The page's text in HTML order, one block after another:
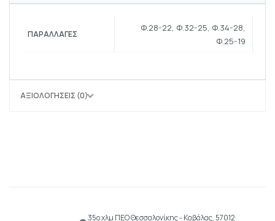
ΠΑΡΑΛΛΑΓΈΣ
Φ.28-22, Φ.32-25, Φ.34-28,
Φ.25-19
ΑΞΙΟΛΟΓΉΣΕΙΣ (0)
35ο χλμ ΠΕΟ Θεσσαλονίκης - Καβάλας, 57012